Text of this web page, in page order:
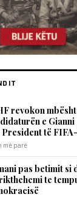
revokon
e
të
më parë
pas betimit si
te